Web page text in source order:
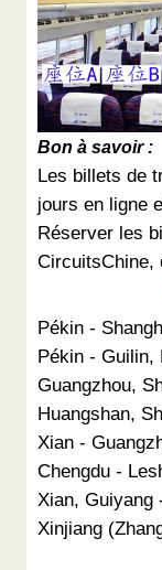
Bon à savoir :
Les billets de
jours en ligne
Réserver les
CircuitsChine,
Pékin -
Pékin - Guilin,
Guangzhou,
Huangshan,
Xian -
Chengdu -
Xian, Guiyang
Xinjiang